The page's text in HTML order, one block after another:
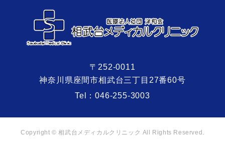
〒252-0011
神奈川県座間市相武台三丁目27番60号
Tel：046-255-3003
Copyright © 相武台メディカルクリニック All Rights Reserved.